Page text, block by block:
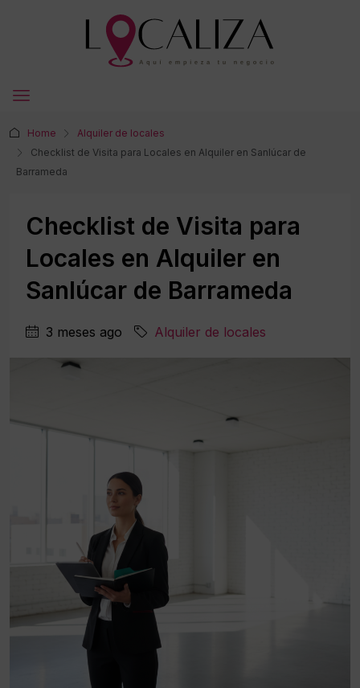
Home
Alquiler de locales
Checklist de Visita para Locales en Alquiler en Sanlúcar de
Barrameda
Checklist de Visita para
Locales en Alquiler en
Sanlúcar de Barrameda
3 meses ago Alquiler de locales